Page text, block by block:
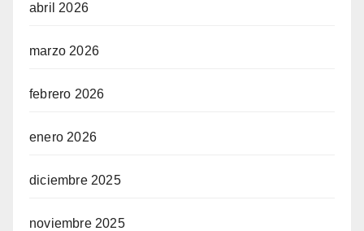
abril 2026
marzo 2026
febrero 2026
enero 2026
diciembre 2025
noviembre 2025